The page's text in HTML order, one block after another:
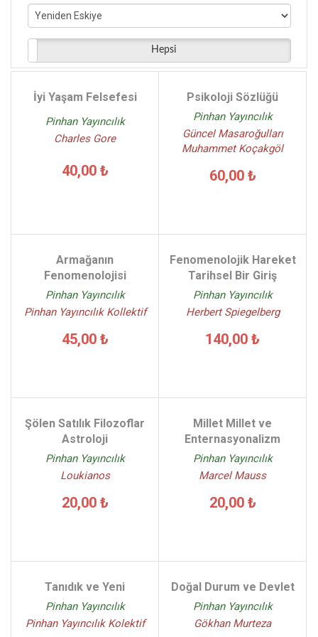
Charles Darwin - (2)
Jean Piaget - (2)
Julia Kristeva - (2)
Hepsi
İyi Yaşam Felsefesi
Pinhan Yayıncılık
Charles Gore
40,00 ₺
Psikoloji Sözlüğü
Pinhan Yayıncılık
Güncel Masaroğulları
Muhammet Koçakgöl
60,00 ₺
Armağanın
Fenomenolojisi
Pinhan Yayıncılık
Pinhan Yayıncılık Kollektif
45,00 ₺
Fenomenolojik Hareket
Tarihsel Bir Giriş
Pinhan Yayıncılık
Herbert Spiegelberg
140,00 ₺
Şölen Satılık Filozoflar
Astroloji
Pinhan Yayıncılık
Loukianos
20,00 ₺
Millet Millet ve
Enternasyonalizm
Pinhan Yayıncılık
Marcel Mauss
20,00 ₺
Tanıdık ve Yeni
Pinhan Yayıncılık
Pinhan Yayıncılık Kolektif
Doğal Durum ve Devlet
Pinhan Yayıncılık
Gökhan Murteza